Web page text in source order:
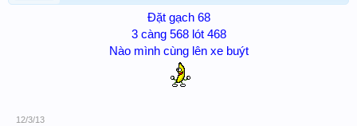
Đặt gạch 68
3 càng 568 lót 468
Nào mình cùng lên xe buýt
12/3/13